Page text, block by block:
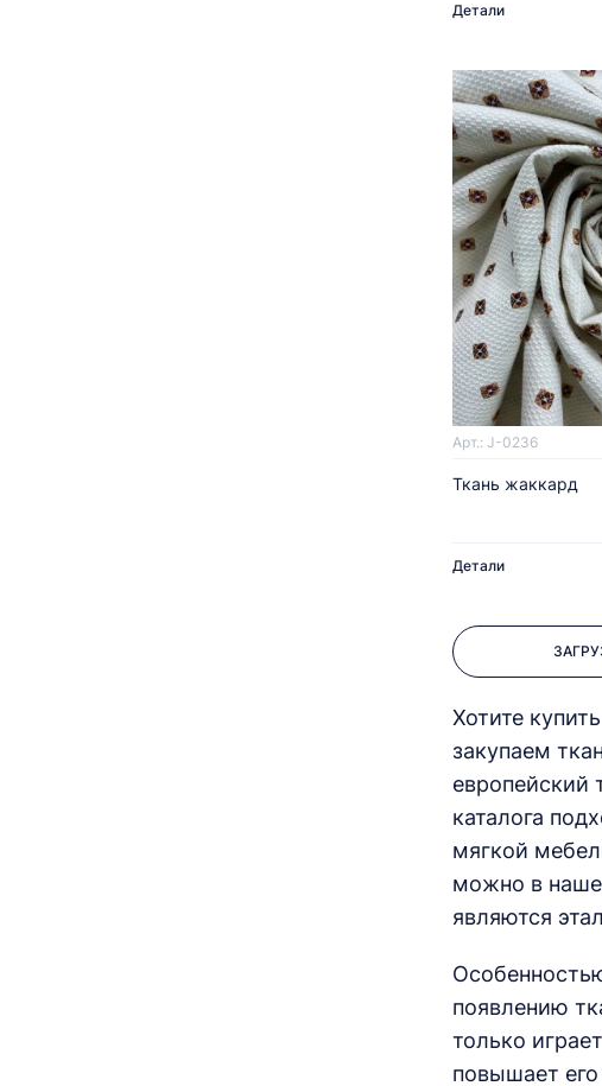
Детали
Арт.: J-0236
Ткань жаккард
Детали
Хотите
закупаем
европейский
каталога
мягкой
можно в
являются
появлению
только
повышает